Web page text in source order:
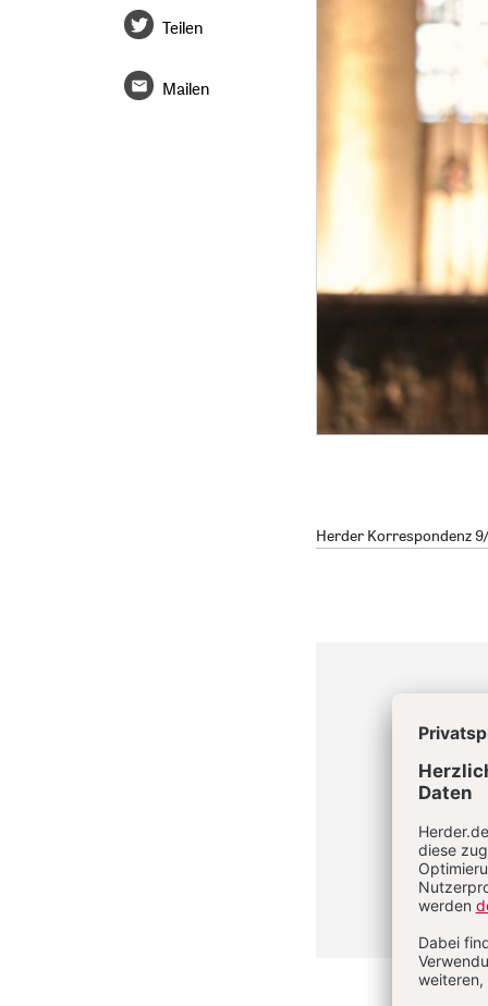
Herder Korrespondenz
Teilen
Mailen